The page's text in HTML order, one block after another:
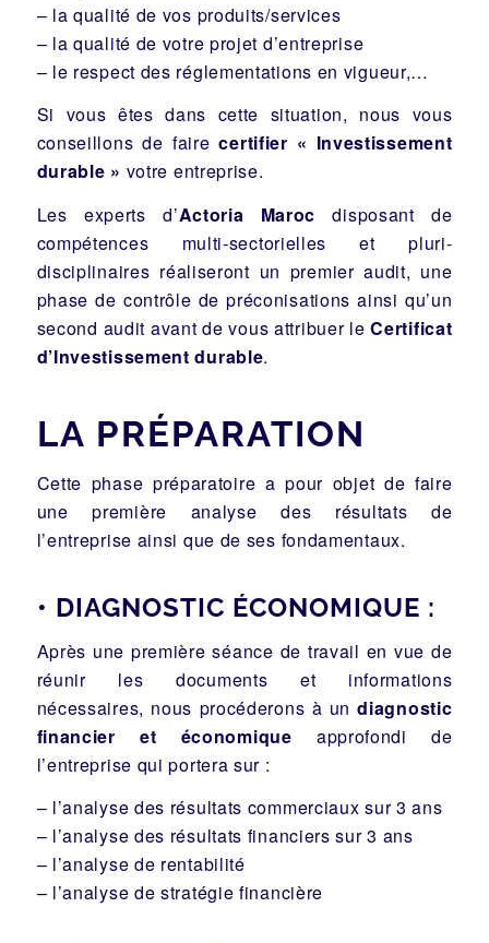
– la qualité de vos produits/services
– la qualité de votre projet d’entreprise
– le respect des réglementations en vigueur,…
Si vous êtes dans cette situation, nous vous
conseillons de faire certifier « Investissement
durable » votre entreprise.
Les experts d’Actoria Maroc disposant de
compétences multi-sectorielles et pluri-
disciplinaires réaliseront un premier audit, une
phase de contrôle de préconisations ainsi qu’un
second audit avant de vous attribuer leCertificat
d’Investissement durable.
LA PRÉPARATION
Cette phase préparatoire a pour objet de faire
une première analyse des résultats de
l’entreprise ainsi que de ses fondamentaux.
• DIAGNOSTIC ÉCONOMIQUE :
Après une première séance de travail en vue de
réunir les documents et informations
nécessaires, nous procéderons à undiagnostic
financier et économique approfondi de
l’entreprise qui portera sur :
– l’analyse des résultats commerciaux sur 3 ans
– l’analyse des résultats financiers sur 3 ans
– l’analyse de rentabilité
– l’analyse de stratégie financière